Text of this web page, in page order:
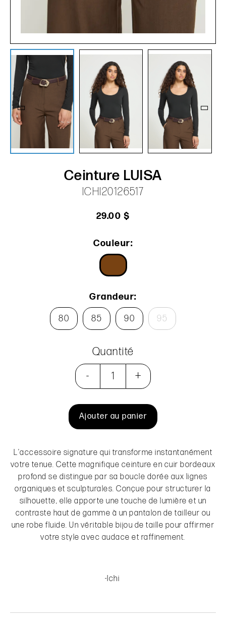
Ceinture LUISA
ICHI20126517
29.00 $
Couleur:
Grandeur:
80 85 90 95
Quantité
- +
Ajouter au panier
L'accessoire signature qui transforme instantanément
votre tenue. Cette magnifique ceinture en cuir bordeaux
profond se distingue par sa boucle dorée aux lignes
organiques et sculpturales. Conçue pour structurer la
silhouette, elle apporte une touche de lumière et un
contraste haut de gamme à un pantalon de tailleur ou
une robe fluide. Un véritable bijou de taille pour affirmer
votre style avec audace et raffinement.
-Ichi